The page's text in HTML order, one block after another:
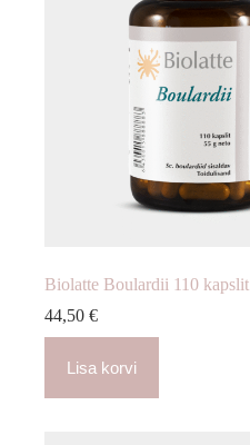
Biolatte Boulardii 110 kapslit
44,50 €
Lisa korvi